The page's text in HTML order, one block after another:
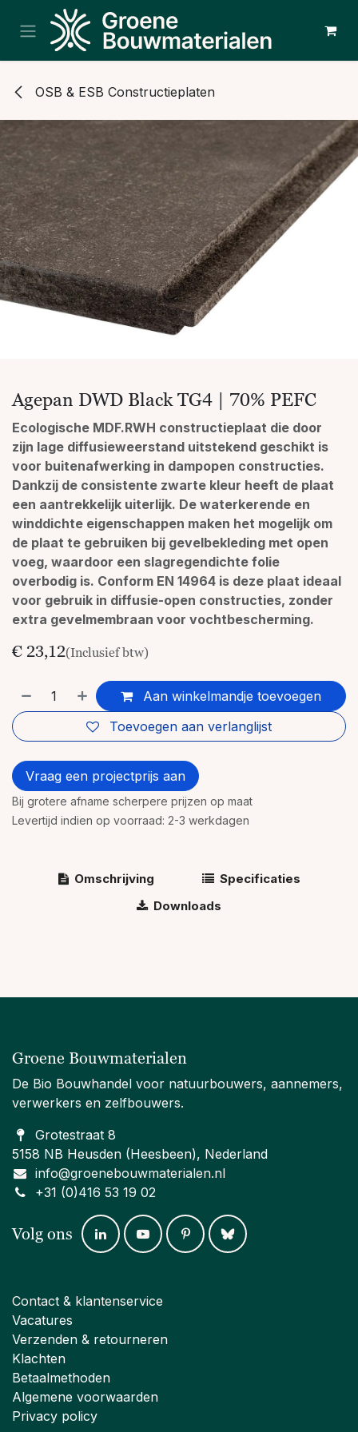
Overslaan naar inhoud
OSB & ESB Constructieplaten
Agepan DWD Black TG4 | 70% PEFC
Ecologische MDF.RWH constructieplaat die door
zijn lage diffusieweerstand uitstekend geschikt is
voor buitenafwerking in dampopen constructies.
Dankzij de consistente zwarte kleur heeft de plaat
een aantrekkelijk uiterlijk. De waterkerende en
winddichte eigenschappen maken het mogelijk om
de plaat te gebruiken bij gevelbekleding met open
voeg, waardoor een slagregendichte folie
overbodig is. Conform EN 14964 is deze plaat ideaal
voor gebruik in diffusie-open constructies, zonder
extra gevelmembraan voor vochtbescherming.
€ 23,12(Inclusief btw)
Aan winkelmandje toevoegen
Toevoegen aan verlanglijst
Vraag een projectprijs aan
Bij grotere afname scherpere prijzen op maat
Levertijd indien op voorraad: 2-3 werkdagen
Omschrijving
Specificaties
Downloads
Groene Bouwmaterialen
De Bio Bouwhandel voor natuurbouwers, aannemers,
verwerkers en zelfbouwers.
Grotestraat 8
5158 NB Heusden (Heesbeen), Nederland
info@groenebouwmaterialen.nl
+31 (0)416 53 19 02
Volg ons
Contact & klantenservice
Vacatures
Verzenden & retourneren
Klachten
Betaalmethoden
Algemene voorwaarden
Privacy policy